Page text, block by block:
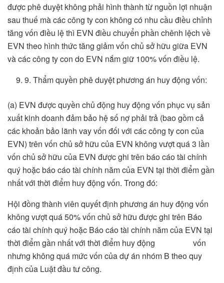
được phê duyệt không phải hình thành từ nguồn lợi nhuận
sau thuế mà các công ty con không có nhu cầu điều chỉnh
tăng vốn điều lệ thì EVN điều chuyển phần chênh lệch về
EVN theo hình thức tăng giảm vốn chủ sở hữu giữa EVN
và các công ty con do EVN nắm giữ 100% vốn điều lệ.
9. Thẩm quyền phê duyệt phương án huy động vốn:
(a) EVN được quyền chủ động huy động vốn phục vụ sản
xuất kinh doanh đảm bảo hệ số nợ phải trả (bao gồm cả
các khoản bảo lãnh vay vốn đối với các công ty con của
EVN) trên vốn chủ sở hữu của EVN không vượt quá 3 lần
vốn chủ sở hữu của EVN được ghi trên báo cáo tài chính
quý hoặc báo cáo tài chính năm của EVN tại thời điểm gần
nhất với thời điểm huy động vốn. Trong đó:
Hội đồng thành viên quyết định phương án huy động vốn
không vượt quá 50% vốn chủ sở hữu được ghi trên Báo
cáo tài chính quý hoặc Báo cáo tài chính năm của EVN tại
thời điểm gần nhất với thời điểm huy động vốn
nhưng không quá mức vốn của dự án nhóm B theo quy
định của Luật đầu tư công.